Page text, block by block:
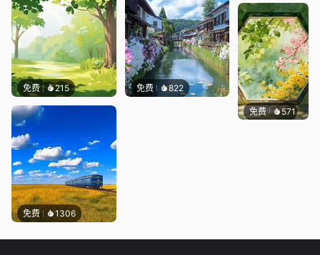
免费 215 免费 822
免费 1306
免费 571渔小小